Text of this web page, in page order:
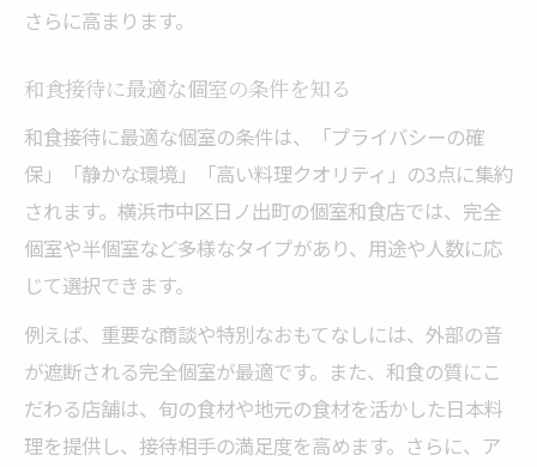
さらに高まります。
和食接待に最適な個室の条件を知る
和食接待に最適な個室の条件は、「プライバシーの確
保」「静かな環境」「高い料理クオリティ」の3点に集約
されます。横浜市中区日ノ出町の個室和食店では、完全
個室や半個室など多様なタイプがあり、用途や人数に応
じて選択できます。
例えば、重要な商談や特別なおもてなしには、外部の音
が遮断される完全個室が最適です。また、和食の質にこ
だわる店舗は、旬の食材や地元の食材を活かした日本料
理を提供し、接待相手の満足度を高めます。さらに、ア